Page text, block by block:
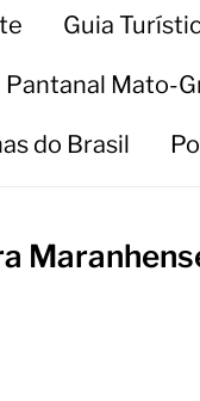
Guia
Pantanal Mato-
do Brasil